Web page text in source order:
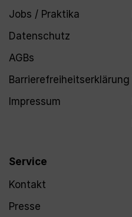
Jobs / Praktika
Datenschutz
AGBs
Barrierefreiheitserklärung
Impressum
Service
Kontakt
Presse